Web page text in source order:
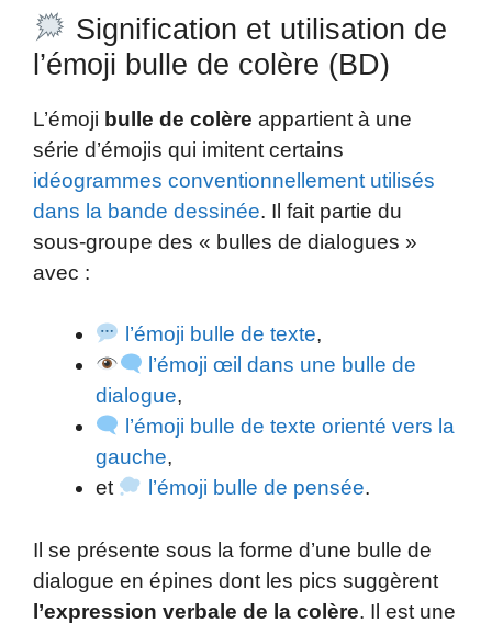
Signification et utilisation de
l’émoji bulle de colère (BD)
L’émoji bulle de colère appartient à une
série d’émojis qui imitent certains
idéogrammes conventionnellement utilisés
dans la bande dessinée. Il fait partie du
sous-groupe des « bulles de dialogues »
avec :
l’émoji bulle de texte,
l’émoji œil dans une bulle de
dialogue,
l’émoji bulle de texte orienté vers la
gauche,
et
l’émoji bulle de pensée.
Il se présente sous la forme d’une bulle de
dialogue en épines dont les pics suggèrent
l’expression verbale de la colère. Il est une